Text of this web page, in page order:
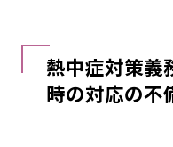
熱中症対策義
時の対応の不